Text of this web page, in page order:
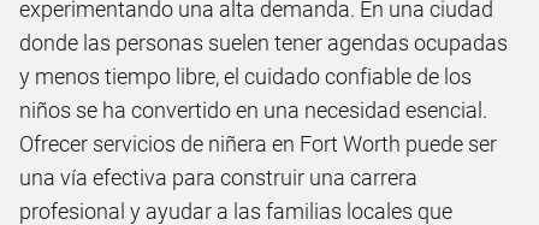
experimentando una alta demanda. En una ciudad
donde las personas suelen tener agendas ocupadas
y menos tiempo libre, el cuidado confiable de los
niños se ha convertido en una necesidad esencial.
Ofrecer servicios de niñera en Fort Worth puede ser
una vía efectiva para construir una carrera
profesional y ayudar a las familias locales que